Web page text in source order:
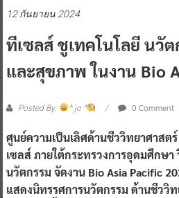
12 กันยายน 2024
ทีเซลส์ ชูเทคโนโลยี นวั
และสุขภาพ ในงาน Bio
Posted By: ^ jo ^ 0 Comment
ศูนย์ความเป็นเลิศด้านชีววิทยาศาสต
เซลส์ ภายใต้กระทรวงการอุดมศึกษ
นวัตกรรม จัดงาน Bio Asia Pacific
แสดงนิทรรศการนวัตกรรม ด้านชีววิ